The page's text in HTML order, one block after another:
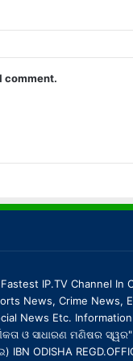
comment.
IP.TV Channel In
News, Crime News,
News Etc.
ଓ ସାଧାରଣ ମଣିଷର
ODISHA